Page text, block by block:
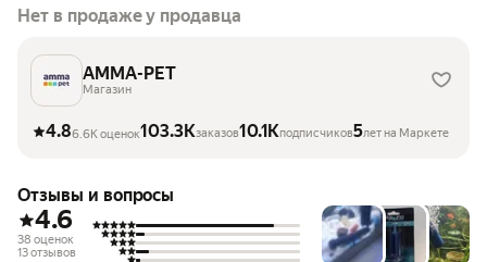
Нет в продаже у продавца
AMMA-PET
Магазин
4.86.6K оценок103.3Kзаказов10.1Kподписчиков5лет на Маркете
Отзывы и вопросы
4.6
38 оценок
13 отзывов